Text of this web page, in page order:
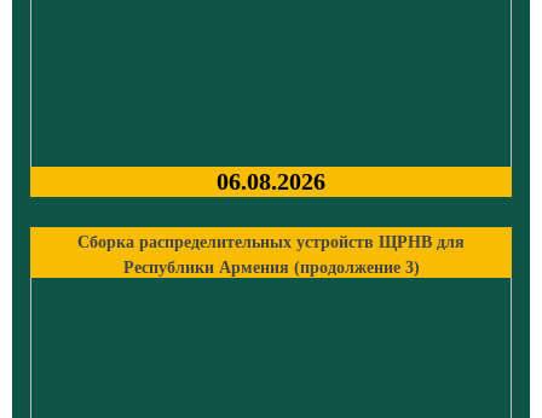
06.08.2026
Сборка распределительных устройств ЩРНВ для
Республики Армения (продолжение 3)